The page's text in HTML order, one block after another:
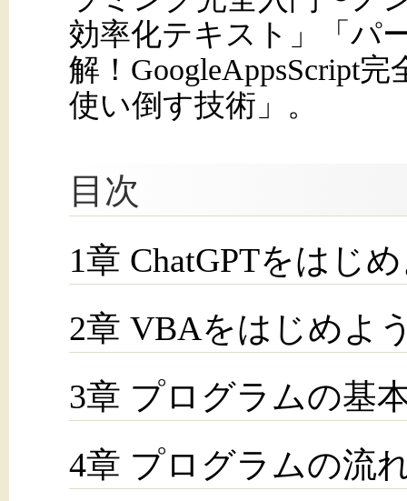
効率化テキスト」「パ
解！GoogleAppsScript
使い倒す技術」。
目次
1章 ChatGPTをはじ
2章 VBAをはじめよ
3章 プログラムの基
4章 プログラムの流